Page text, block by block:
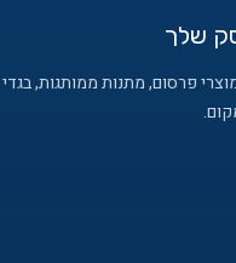
שלך
פרסום, מתנות ממותגות, בגדי